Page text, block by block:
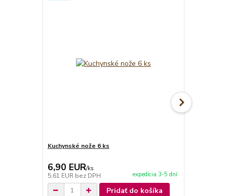
Kuchynské nože 6 ks
6,90 EUR/ks
5,61 EUR bez DPH expedícia 3-5 dní
Pridať do košíka